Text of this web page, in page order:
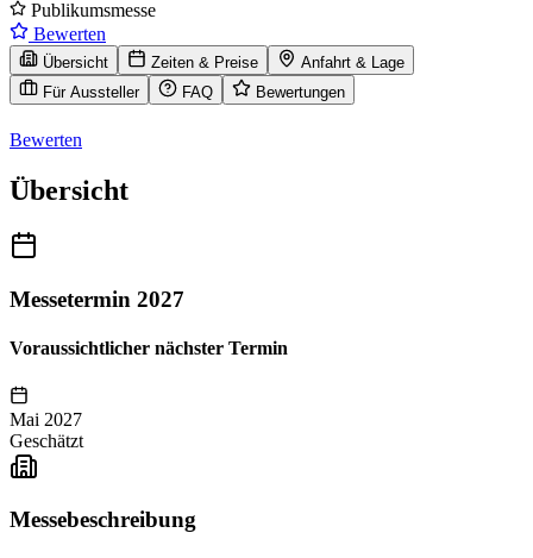
Publikumsmesse
Bewerten
Übersicht Zeiten & Preise
Anfahrt & Lage
Für Aussteller
FAQ Bewertungen
Bewerten
Übersicht
Messetermin 2027
Voraussichtlicher nächster Termin
Mai 2027
Geschätzt
Messebeschreibung